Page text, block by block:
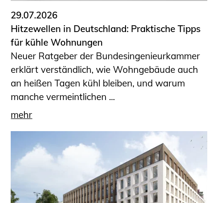
29.07.2026
Hitzewellen in Deutschland: Praktische Tipps
für kühle Wohnungen
Neuer Ratgeber der Bundesingenieurkammer
erklärt verständlich, wie Wohngebäude auch
an heißen Tagen kühl bleiben, und warum
manche vermeintlichen ...
mehr